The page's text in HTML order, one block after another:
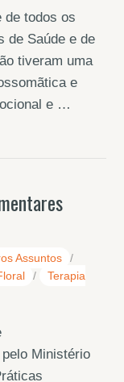
de todos os
de Saúde e de
tiveram uma
e
e …
Assuntos
/
/
Terapia
Ministério